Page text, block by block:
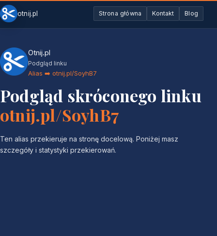
otnij.pl Strona główna Kontakt Blog
Otnij.pl
Podgląd linku
Alias ➡️ otnij.pl/SoyhB7
Podgląd skróconego linku
otnij.pl/SoyhB7
Ten alias przekieruje na stronę docelową. Poniżej masz
szczegóły i statystyki przekierowań.